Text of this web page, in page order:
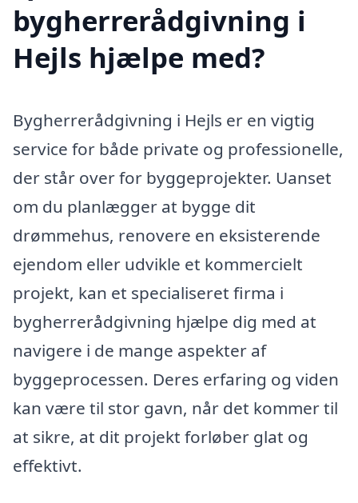
bygherrerådgivning i
Hejls hjælpe med?
Bygherrerådgivning i Hejls er en vigtig
service for både private og professionelle,
der står over for byggeprojekter. Uanset
om du planlægger at bygge dit
drømmehus, renovere en eksisterende
ejendom eller udvikle et kommercielt
projekt, kan et specialiseret firma i
bygherrerådgivning hjælpe dig med at
navigere i de mange aspekter af
byggeprocessen. Deres erfaring og viden
kan være til stor gavn, når det kommer til
at sikre, at dit projekt forløber glat og
effektivt.